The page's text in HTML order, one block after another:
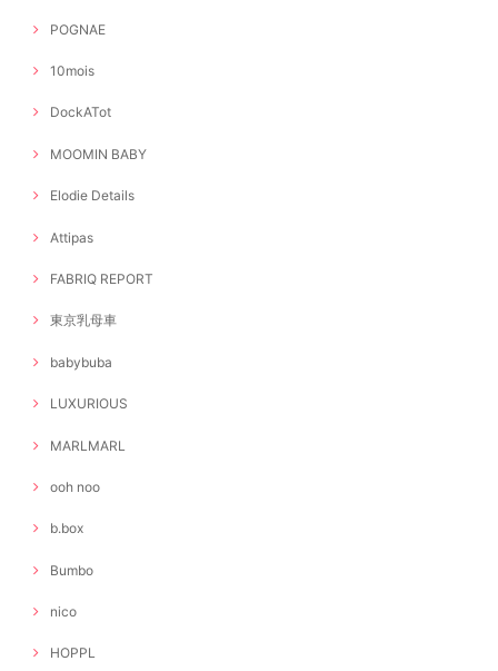
POGNAE
10mois
DockATot
MOOMIN BABY
Elodie Details
Attipas
FABRIQ REPORT
東京乳母車
babybuba
LUXURIOUS
MARLMARL
ooh noo
b.box
Bumbo
nico
HOPPL